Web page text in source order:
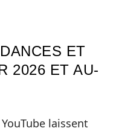
ET
2026 ET AU-
laissent